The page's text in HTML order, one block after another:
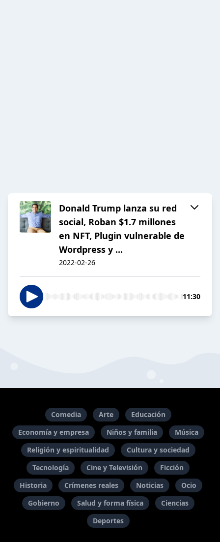
Donald Trump lanza su red
social, Roban $1.7 millones
en NFT, Plugin vulnerable de
Wordpress y ...
2022-02-26
11:30
Comedia Arte
Educación
Economía y empresa
Niños y familia
Música
Religión y espiritualidad
Cultura y sociedad
Tecnología
Cine y Televisión
Ficción
Historia
Crímenes reales Noticias
Ocio
Gobierno
Salud y forma física
Ciencias
Deportes